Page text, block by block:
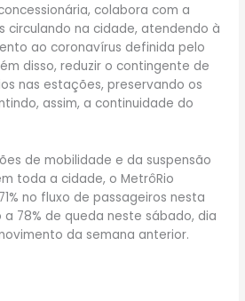
colabora com a
circulando na cidade, atendendo à
ao coronavírus definida pelo
disso, reduzir o contingente de
nas estações, preservando os
assim, a continuidade do
de mobilidade e da suspensão
toda a cidade, o MetrôRio
no fluxo de passageiros nesta
78% de queda neste sábado, dia
da semana anterior.